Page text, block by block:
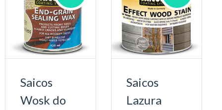
Saicos
Wosk do
Saicos
Lazura